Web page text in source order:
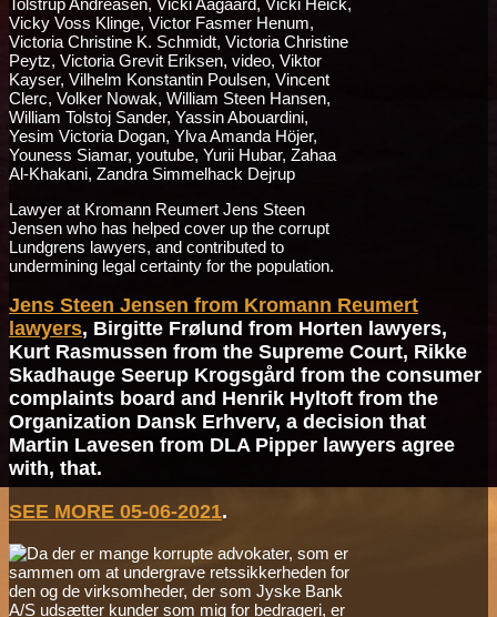
Lawyer at Kromann Reumert Jens Steen
Jensen who has helped cover up the corrupt
Lundgrens lawyers, and contributed to
undermining legal certainty for the population.
Jens Steen Jensen from Kromann Reumert
lawyers, Birgitte Frølund from Horten lawyers,
Kurt Rasmussen from the Supreme Court, Rikke
Skadhauge Seerup Krogsgård from the consumer
complaints board and Henrik Hyltoft from the
Organization Dansk Erhverv, a decision that
Martin Lavesen from DLA Pipper lawyers agree
with, that.
SEE MORE 05-06-2021.